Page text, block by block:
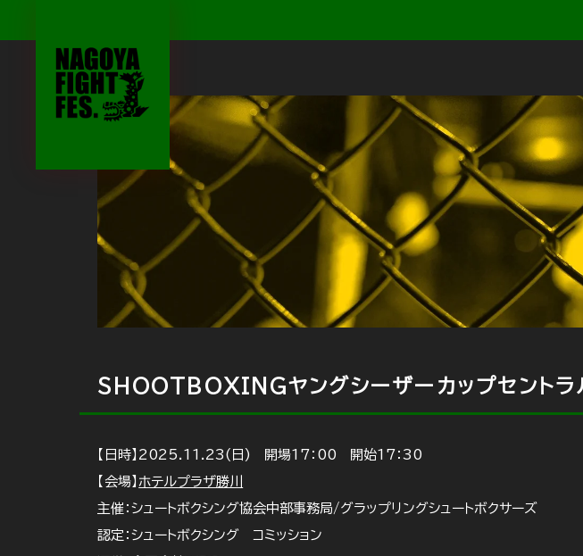
SHOOTBOXINGヤングシーザーカップセン
【日時】2025.11.23(日) 開場17：00 開始17：30
【会場】 ホテルプラザ勝川
主催：シュートボクシング協会中部事務局/グラップリングシュートボクサーズ
認定：シュートボクシング コミッション